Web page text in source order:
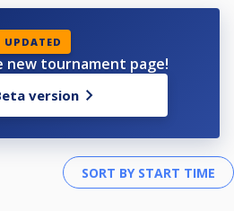
UPDATED
new tournament page!
version